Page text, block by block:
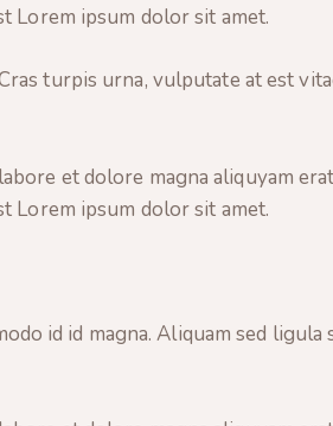
Lorem ipsum dolor sit amet.
turpis urna, vulputate at est
et dolore magna aliquyam
Lorem ipsum dolor sit amet.
id id magna. Aliquam sed